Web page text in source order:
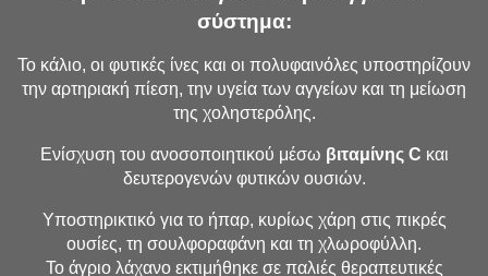
σύστημα:
Το κάλιο, οι φυτικές ίνες και οι πολυφαινόλες υποστηρίζουν
την αρτηριακή πίεση, την υγεία των αγγείων και τη μείωση
της χοληστερόλης.
Ενίσχυση του ανοσοποιητικού μέσω βιταμίνης C και
δευτερογενών φυτικών ουσιών.
Υποστηρικτικό για το ήπαρ, κυρίως χάρη στις πικρές
ουσίες, τη σουλφοραφάνη και τη χλωροφύλλη.
Το άγριο λάχανο εκτιμήθηκε σε παλιές θεραπευτικές